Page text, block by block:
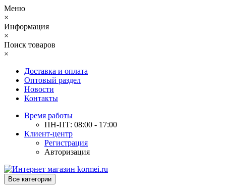
Меню
×
Информация
×
Поиск товаров
×
Доставка и оплата
Оптовый раздел
Новости
Контакты
Время работы
ПН-ПТ: 08:00 - 17:00
Клиент-центр
Регистрация
Авторизация
Все категории